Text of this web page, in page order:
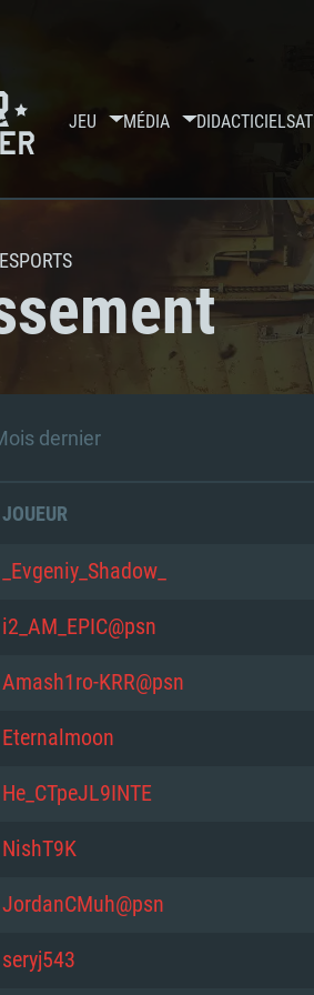
JEU MÉDIA DIDACTICIELS
ESPORTS
dernier
JOUEUR
_Evgeniy_Shadow_
i2_AM_EPIC@psn
Amash1ro-KRR@psn
Eternalmoon
He_CTpeJL9INTE
NishT9K
JordanCMuh@psn
seryj543